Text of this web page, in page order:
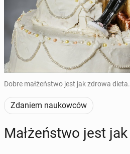
Dobre małżeństwo jest jak zdrowa
Zdaniem naukowców
Małżeńst­wo jest